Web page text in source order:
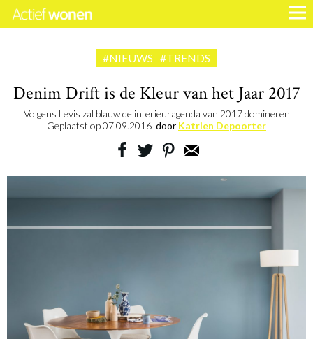
#NIEUWS #TRENDS
Denim Drift is de Kleur van het Jaar 2017
Volgens Levis zal blauw de interieuragenda van 2017 domineren
Geplaatst op07.09.2016 door Katrien Depoorter